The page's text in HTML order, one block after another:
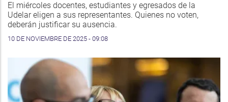
El miércoles docentes, estudiantes y egresados de la
Udelar eligen a sus representantes. Quienes no voten,
deberán justificar su ausencia.
10 DE NOVIEMBRE DE 2025 - 09:08